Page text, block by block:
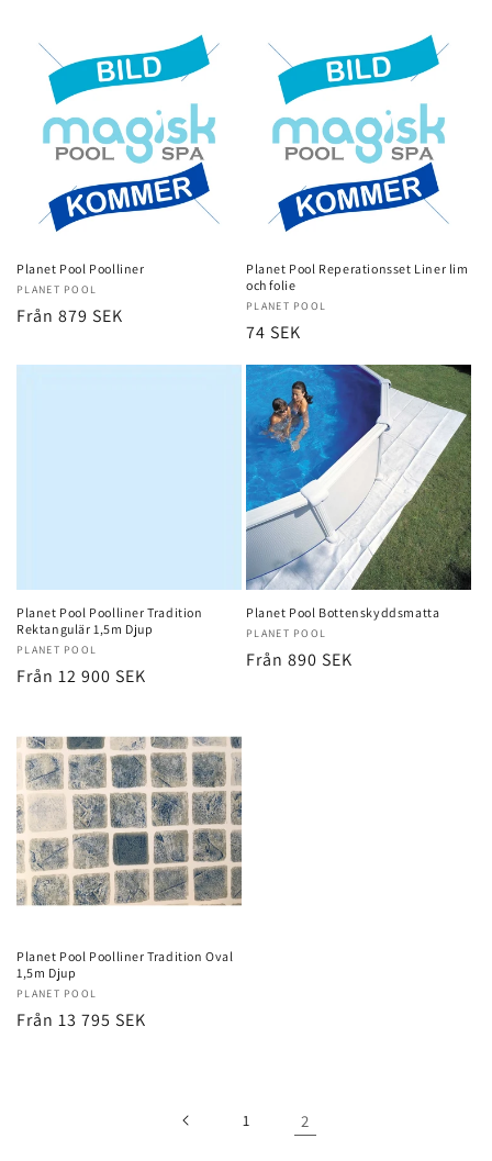
Planet Pool Poolliner
Säljare:
PLANET POOL
Ordinarie
Från 879 SEK
Planet Pool Reperationsset Liner lim
och folie
Säljare:
PLANET POOL
Ordinarie
pris
74 SEK
Planet Pool Poolliner Tradition
Rektangulär 1,5m Djup
Säljare:
PLANET POOL
Ordinarie
Från 12 900 SEK
Planet Pool Bottenskyddsmatta
Säljare:
PLANET POOL
Ordinarie
Från 890 SEK
Planet Pool Poolliner Tradition Oval
1,5m Djup
Säljare:
PLANET POOL
Ordinarie
Från 13 795 SEK
1 2